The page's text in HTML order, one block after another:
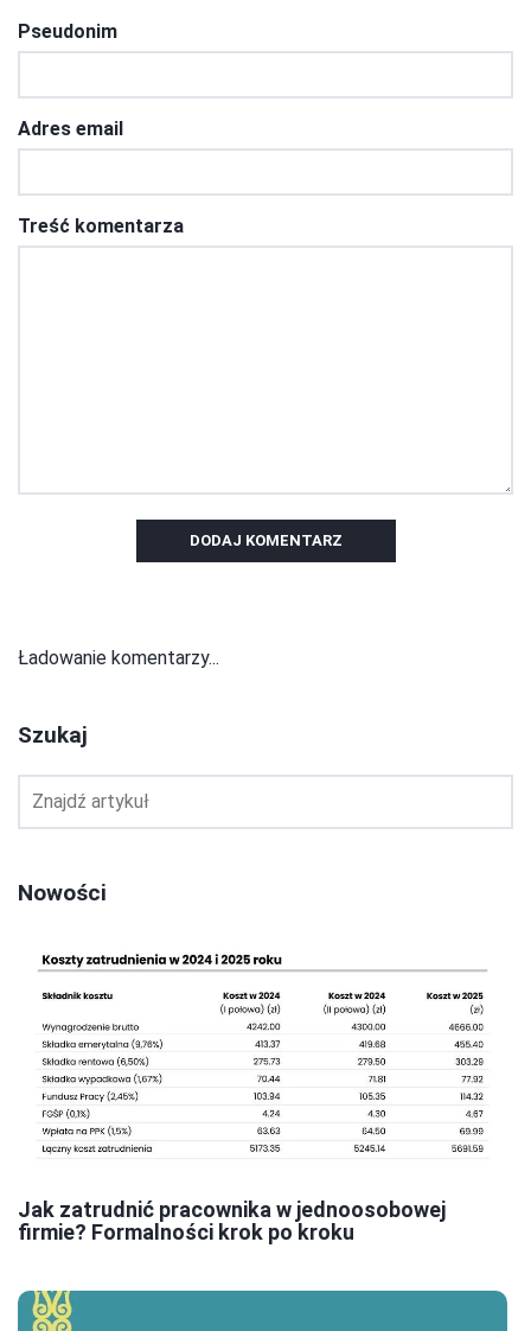
Pseudonim
Adres email
Treść komentarza
DODAJ KOMENTARZ
Ładowanie komentarzy...
Szukaj
Nowości
Jak zatrudnić pracownika w jednoosobowej
firmie? Formalności krok po kroku